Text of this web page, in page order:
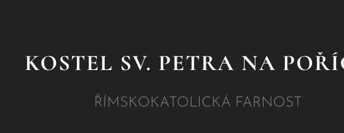
KOSTEL SV. PETRA NA
ŘÍMSKOKATOLICKÁ FARNOST